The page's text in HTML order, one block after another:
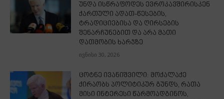
უნდა ისწრაფოდეს ევროკავშირისკენ
ქართული ადათ-წესების,
ტრადიციებისა და ღირსების
შენარჩუნებით და არა მათი
დათმობის ხარჯზე
ივნისი 30, 2026
ცოტნე ივანიშვილი: მოქალაქე
ქირაობს პოლიტიკურ გუნდს, რათა
მისი ინტერესი წარმოადგინოს,